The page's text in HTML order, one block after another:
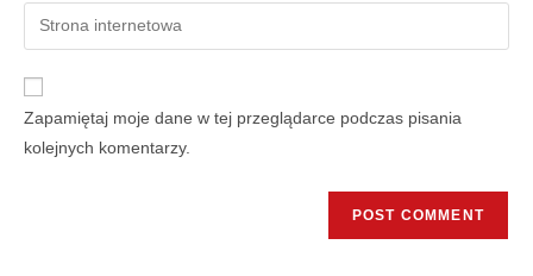
Zapamiętaj moje dane w tej przeglądarce podczas pisania
kolejnych komentarzy.